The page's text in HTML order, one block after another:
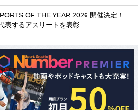
OF THE YEAR 2026 開催決定！
表するアスリートを表彰